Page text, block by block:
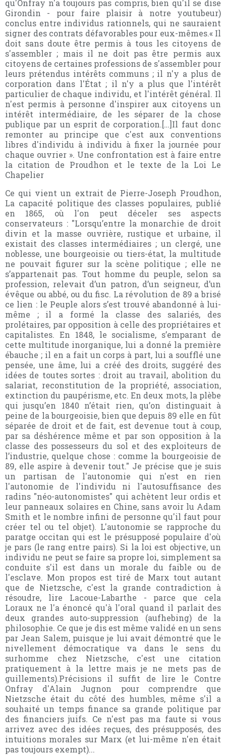
qu'Onfray n'a toujours pas compris, bien qu'il se dise
Girondin - pour faire plaisir à notre youtubeur)
conclus entre individus rationnels, qui ne sauraient
signer des contrats défavorables pour eux-mêmes.« Il
doit sans doute être permis à tous les citoyens de
s'assembler ; mais il ne doit pas être permis aux
citoyens de certaines professions de s'assembler pour
leurs prétendus intérêts communs ; il n'y a plus de
corporation dans l'État ; il n'y a plus que l'intérêt
particulier de chaque individu, et l'intérêt général. Il
n'est permis à personne d'inspirer aux citoyens un
intérêt intermédiaire, de les séparer de la chose
publique par un esprit de corporation.[…]Il faut donc
remonter au principe que c'est aux conventions
libres d'individu à individu à fixer la journée pour
chaque ouvrier ». Une confrontation est à faire entre
la citation de Proudhon et le texte de la Loi Le
Chapelier
Ce qui vient un extrait de Pierre-Joseph Proudhon,
La capacité politique des classes populaires, publié
en 1865, où l'on peut déceler ses aspects
conservateurs : "Lorsqu’entre la monarchie de droit
divin et la masse ouvrière, rustique et urbaine, il
existait des classes intermédiaires ; un clergé, une
noblesse, une bourgeoisie ou tiers-état, la multitude
ne pouvait figurer sur la scène politique ; elle ne
s’appartenait pas. Tout homme du peuple, selon sa
profession, relevait d’un patron, d’un seigneur, d’un
évêque ou abbé, ou du fisc. La révolution de 89 a brisé
ce lien : le Peuple alors s’est trouvé abandonné à lui-
même ; il a formé la classe des salariés, des
prolétaires, par opposition à celle des propriétaires et
capitalistes. En 1848, le socialisme, s’emparant de
cette multitude inorganique, lui a donné la première
ébauche ; il en a fait un corps à part, lui a soufflé une
pensée, une âme, lui a créé des droits, suggéré des
idées de toutes sortes : droit au travail, abolition du
salariat, reconstitution de la propriété, association,
extinction du paupérisme, etc. En deux mots, la plèbe
qui jusqu’en 1840 n’était rien, qu’on distinguait à
peine de la bourgeoisie, bien que depuis 89 elle en fût
séparée de droit et de fait, est devenue tout à coup,
par sa déshérence même et par son opposition à la
classe des possesseurs du sol et des exploiteurs de
l’industrie, quelque chose : comme la bourgeoisie de
89, elle aspire à devenir tout." Je précise que je suis
un partisan de l'autonomie qui n'est en rien
l'autonomie de l'individu ni l'autosuffisance des
radins "néo-autonomistes" qui achètent leur ordis et
leur panneaux solaires en Chine, sans avoir lu Adam
Smith et le nombre infini de personne qu'il faut pour
créer tel ou tel objet). L'autonomie se rapproche du
paratge occitan qui est le présupposé populaire d'où
je pars (le rang entre pairs). Si la loi est objective, un
individu ne peut se faire sa propre loi, simplement sa
conduite s'il est dans un morale du faible ou de
l'esclave. Mon propos est tiré de Marx tout autant
que de Nietzsche, c'est la grande contradiction à
résoudre, lire Lacoue-Labarthe - parce que cela
Loraux ne l'a énoncé qu'à l'oral quand il parlait des
deux grandes auto-suppression (aufhebing) de la
philosophie. Ce que je dis est même validé en un sens
par Jean Salem, puisque je lui avait démontré que le
nivellement démocratique va dans le sens du
surhomme chez Nietzsche, c'est une citation
pratiquement à la lettre mais je ne mets pas de
guillements).Précisions il suffit de lire le Contre
Onfray d'Alain Jugnon pour comprendre que
Nietzsche était du côté des humbles, même s'il a
souhaité un temps finance sa grande politique par
des financiers juifs. Ce n'est pas ma faute si vous
arrivez avec des idées reçues, des présupposés, des
intuitions morales sur Marx (et lui-même n'en était
pas toujours exempt)...